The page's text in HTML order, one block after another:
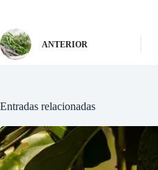
ANTERIOR
Entradas relacionadas